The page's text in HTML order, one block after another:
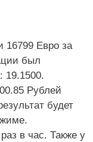
16799 Евро за
был
19.1500.
Рублей
будет
в час. Также у